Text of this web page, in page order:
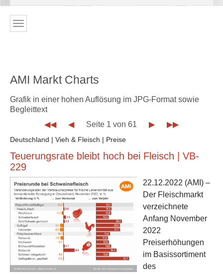
AMI Markt Charts
Grafik in einer hohen Auflösung im JPG-Format sowie
Begleittext
◀◀
◀ Seite 1 von 61 ▶ ▶▶
Deutschland | Vieh & Fleisch | Preise
Teuerungsrate bleibt hoch bei Fleisch | VB-
229
22.12.2022 (AMI) –
Der Fleischmarkt
verzeichnete
Anfang November
2022
Preiserhöhungen
im Basissortiment
des